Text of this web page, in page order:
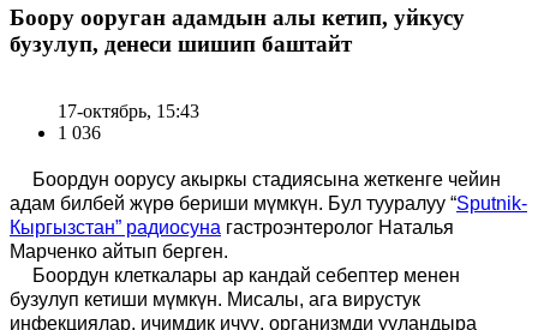
Боору ооруган адамдын алы кетип, уйкусу
бузулуп, денеси шишип баштайт
17-октябрь, 15:43
1 036
Боордун оорусу акыркы стадиясына жеткенге чейин
адам билбей жүрө бериши мүмкүн. Бул тууралуу “Sputnik-
Кыргызстан” радиосуна гастроэнтеролог Наталья
Марченко айтып берген.
Боордун клеткалары ар кандай себептер менен
бузулуп кетиши мүмкүн. Мисалы, ага вирустук
инфекциялар, ичимдик ичүү, организмди ууландыра